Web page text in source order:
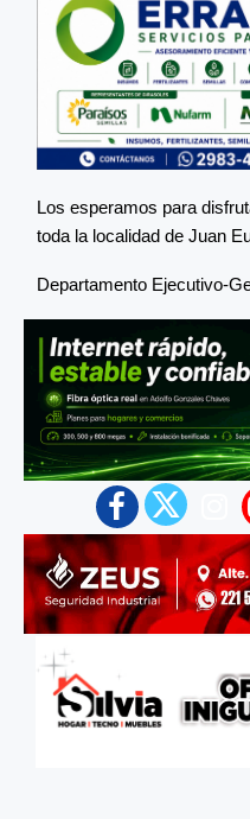
Los esperamos para
toda la localidad de Juan
Departamento Ejecutivo-